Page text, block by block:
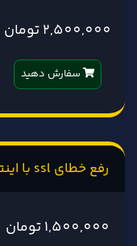
2,500,000 تومان
سفارش دهید
رفع خطای ssl با اینترنت ملی
1,500,000 تومان